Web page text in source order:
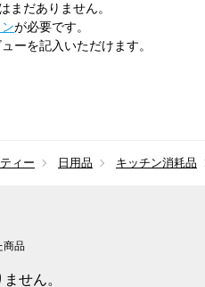
まだありません。
が必要です。
ーを記入いただけます。
ィー 日用品 キッチン消耗品
商品
せん。